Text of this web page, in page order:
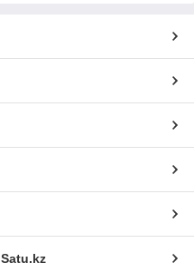
Satu.kz